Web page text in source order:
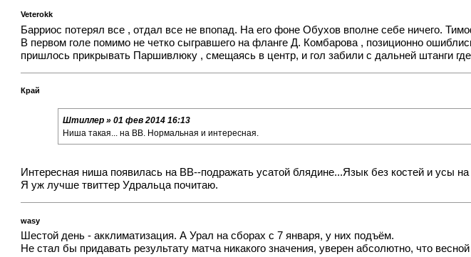
Veterokk
Барриос потерял все , отдал все не впопад. На его фоне Обухов вполне себе ничего.
В первом голе помимо не четко сыгравшего на фланге Д. Комбарова , позиционно
пришлось прикрывать Паршивлюку , смещаясь в центр, и гол забили с дальней штанги
Край
Штиллер » 01 фев 2014 16:13
Ниша такая... на ВВ. Нормальная и интересная.
Интересная ниша появилась на ВВ--подражать усатой блядине...Язык без костей и усы
Я уж лучше твиттер Удральца почитаю.
wasy
Шестой день - акклиматизация. А Урал на сборах с 7 января, у них подъём.
Не стал бы придавать результату матча никакого значения, уверен абсолютно, что